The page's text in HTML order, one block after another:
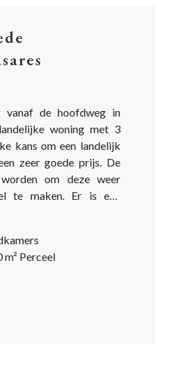
vanaf de hoofdweg in
woning met 3
kans om een landelijk
zeer goede prijs. De
om deze weer
te maken. Er is een
m² Perceel